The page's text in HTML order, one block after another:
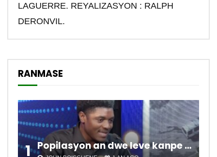
LAGUERRE. REYALIZASYON : RALPH
DERONVIL.
RANMASE
1 Popilasyon an dwe leve kanpe pou chanje sitiyasyon kawotik l’ap viv nan peyi a.